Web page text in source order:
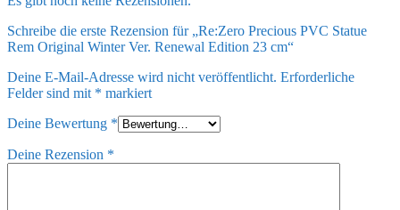
Schreibe die erste Rezension für „Re:Zero Precious PVC Statue
Rem Original Winter Ver. Renewal Edition 23 cm“
Deine E-Mail-Adresse wird nicht veröffentlicht. Erforderliche
Felder sind mit * markiert
Deine Bewertung *
Deine Rezension *